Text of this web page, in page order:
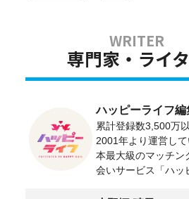
専門家・ライ
ハッピーライフ編
累計登録数3,500万以
2001年より運営して
本最大級のマッチン
会いサービス「ハッ